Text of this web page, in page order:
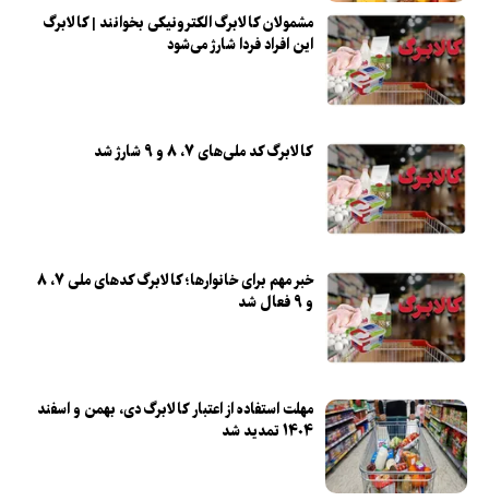
مشمولان کالابرگ الکترونیکی بخوانند | کالابرگ
این افراد فردا شارژ می‌شود
کالابرگ کد ملی‌های ۷، ۸ و ۹ شارژ شد
خبر مهم برای خانوارها؛ کالابرگ کدهای ملی ۷، ۸
و ۹ فعال شد
مهلت استفاده از اعتبار کالابرگ دی، بهمن و اسفند
۱۴۰۴ تمدید شد